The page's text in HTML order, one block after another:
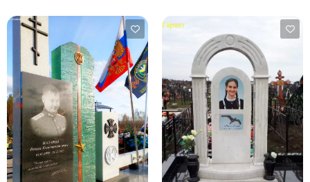
Памятники из гранита Мансуровский
Памятники из гранита Масловский
Памятники из гранита Токовский
Памятники из гранита Капустинский
Арочные памятники
Памятники Крест
Памятники военным
Часовни из белого мрамора и гранита